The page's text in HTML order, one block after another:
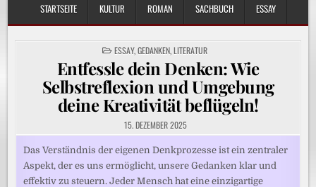
STARTSEITE
KULTUR ROMAN SACHBUCH ESSAY
POSTED
IN
ESSAY,GEDANKEN,LITERATUR
Entfessle dein Denken: Wie
Selbstreflexion und Umgebung
deine Kreativität beflügeln!
15. DEZEMBER 2025
Das Verständnis der eigenen Denkprozesse ist ein zentraler
Aspekt, der es uns ermöglicht, unsere Gedanken klar und
effektiv zu steuern. Jeder Mensch hat eine einzigartige